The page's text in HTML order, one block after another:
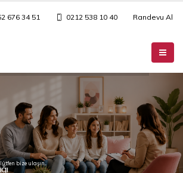
676 34 51 0212 538 10 40 Randevu Al